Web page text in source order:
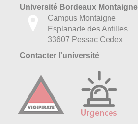
Université Bordeaux Montaigne
Campus Montaigne
Esplanade des Antilles
33607 Pessac Cedex
Contacter l'université